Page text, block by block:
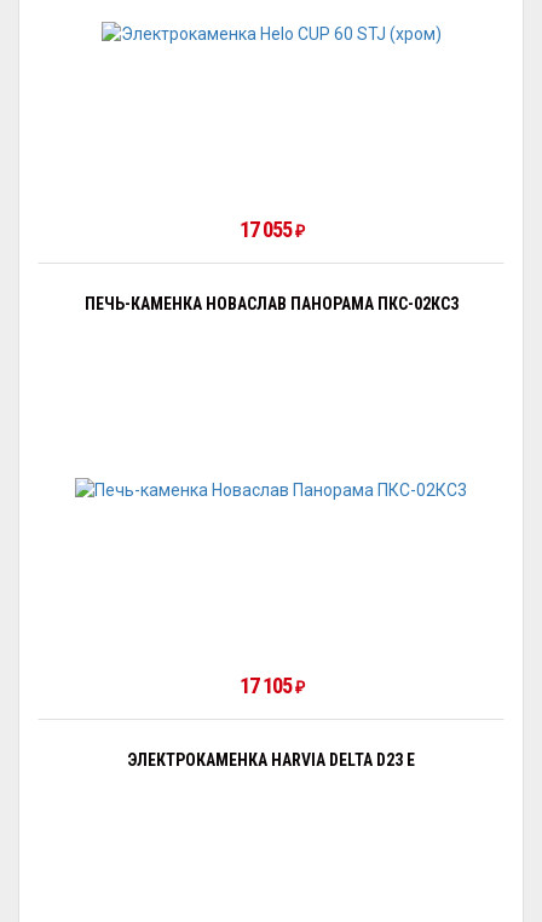
17 055₽
ПЕЧЬ-КАМЕНКА НОВАСЛАВ ПАНОРАМА ПКС-02КС3
17 105₽
ЭЛЕКТРОКАМЕНКА HARVIA DELTA D23 E